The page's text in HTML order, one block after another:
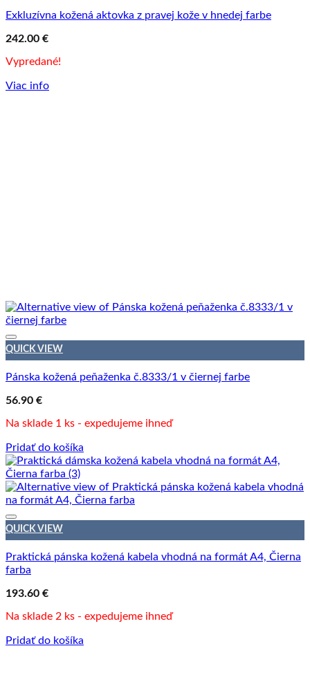
Exkluzívna kožená aktovka z pravej kože v hnedej farbe
242.00 €
Vypredané!
Viac info
QUICK VIEW
Pánska kožená peňaženka č.8333/1 v čiernej farbe
56.90 €
Na sklade 1 ks - expedujeme ihneď
Pridať do košíka
QUICK VIEW
Praktická pánska kožená kabela vhodná na formát A4, Čierna
farba
193.60 €
Na sklade 2 ks - expedujeme ihneď
Pridať do košíka